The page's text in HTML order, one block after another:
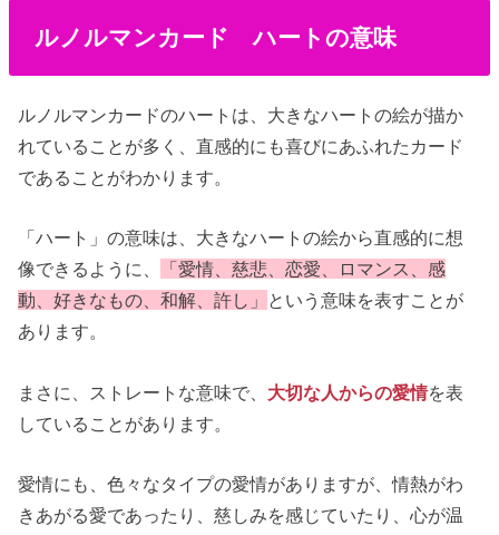
ルノルマンカード ハートの意味
ルノルマンカードのハートは、大きなハートの絵が描か
れていることが多く、直感的にも喜びにあふれたカード
であることがわかります。
「ハート」の意味は、大きなハートの絵から直感的に想
像できるように、
「愛情、慈悲、恋愛、ロマンス、感
動、好きなもの、和解、許し」 という意味を表すことが
あります。
まさに、ストレートな意味で、 大切な人からの愛情を表
していることがあります。
愛情にも、色々なタイプの愛情がありますが、情熱がわ
きあがる愛であったり、慈しみを感じていたり、心が温